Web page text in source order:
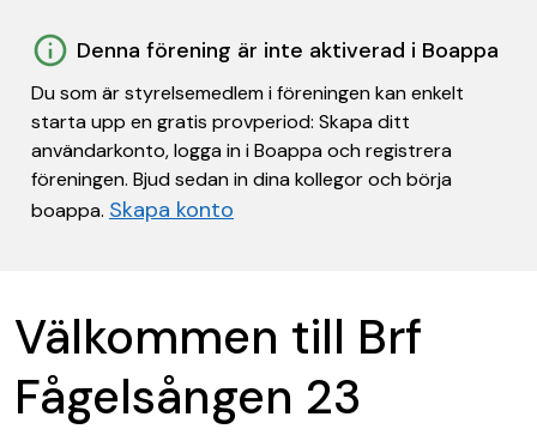
Denna förening är inte aktiverad i Boappa
Du som är styrelsemedlem i föreningen kan enkelt
starta upp en gratis provperiod: Skapa ditt
användarkonto, logga in i Boappa och registrera
föreningen. Bjud sedan in dina kollegor och börja
boappa. Skapa konto
Välkommen till Brf
Fågelsången 23